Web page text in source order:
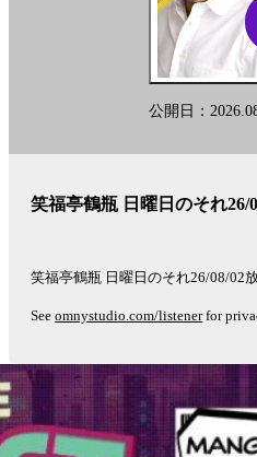
公開日：
笑福亭鶴瓶 日曜日のそれ26/
笑福亭鶴瓶 日曜日のそれ26/08/02
See omnystudio.com/listenerfor